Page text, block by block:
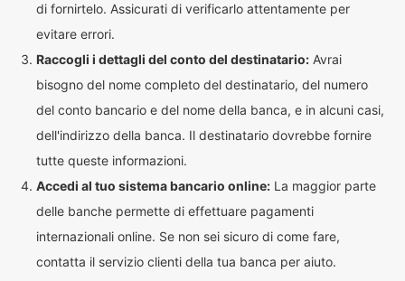
di fornirtelo. Assicurati di verificarlo attentamente per
evitare errori.
Raccogli i dettagli del conto del destinatario: Avrai
bisogno del nome completo del destinatario, del numero
del conto bancario e del nome della banca, e in alcuni casi,
dell'indirizzo della banca. Il destinatario dovrebbe fornire
tutte queste informazioni.
Accedi al tuo sistema bancario online: La maggior parte
delle banche permette di effettuare pagamenti
internazionali online. Se non sei sicuro di come fare,
contatta il servizio clienti della tua banca per aiuto.